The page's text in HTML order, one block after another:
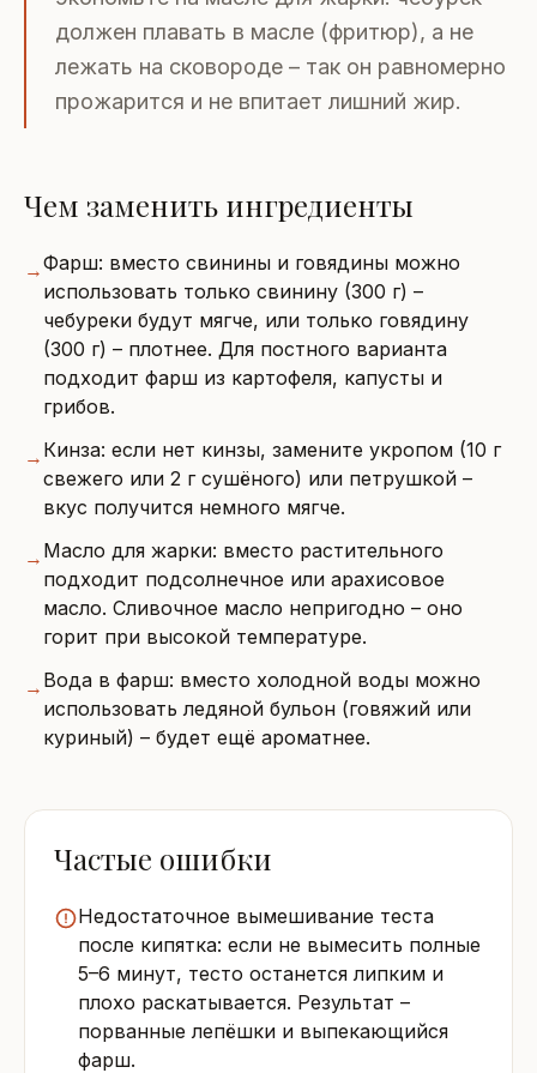
должен плавать в масле (фритюр), а не
лежать на сковороде – так он равномерно
прожарится и не впитает лишний жир.
Чем заменить ингредиенты
→Фарш: вместо свинины и говядины можно
использовать только свинину (300 г) –
чебуреки будут мягче, или только говядину
(300 г) – плотнее. Для постного варианта
подходит фарш из картофеля, капусты и
грибов.
→ Кинза: если нет кинзы, замените укропом (10 г
свежего или 2 г сушёного) или петрушкой –
вкус получится немного мягче.
→ Масло для жарки: вместо растительного
подходит подсолнечное или арахисовое
масло. Сливочное масло непригодно – оно
горит при высокой температуре.
→ Вода в фарш: вместо холодной воды можно
использовать ледяной бульон (говяжий или
куриный) – будет ещё ароматнее.
Частые ошибки
Недостаточное вымешивание теста
после кипятка: если не вымесить полные
5–6 минут, тесто останется липким и
плохо раскатывается. Результат –
порванные лепёшки и выпекающийся
фарш.